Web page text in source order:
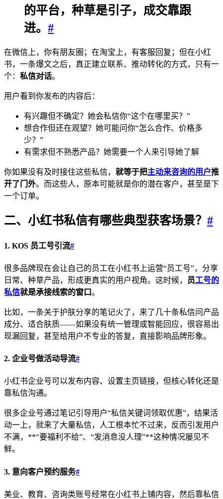
的平台，种草是引子，成交靠跟
进。 #
在微信上，你有朋友圈；在淘宝上，有客服回复；但在小红
书，一条爆文之后，真正建立联系、推动转化的方式，只有一
个： 私信对话。
用户看到你发布的内容后：
有兴趣但不确定？她会私信你“这个在哪里买？”
想合作但还在观望？她可能问你“怎么合作、价格多
少？”
有需求但不熟悉产品？她需要一个人来引导她了解
你如果没有及时接住这些私信， 就等于把主动来咨询的用户推
开了门外。而这些人，原本可能就是你的潜在客户，甚至是下
一个订单。
二、小红书私信有哪些典型获客场景？ #
1. KOS 员工号引流#
很多品牌现在会让自己的员工在小红书上运营“员工号”，分享
日常、种草产品，形成更真实的用户视角。这时候，
员工号的
私信就是承接线索的窗口。
比如，一条关于护肤分享的笔记火了，来了几十条私信问产品
成分、适合肤质——如果没有统一管理或智能回应，很容易出
现漏回复，甚至给用户不专业的答复，直接影响品牌形象。
2. 企业号做活动导流#
小红书企业号可以发布内容、设置主页链接，但核心转化还是
靠私信沟通。
很多企业号通过笔记引导用户“私信关键词领取优惠”，结果活
动一上，就来了大量私信，人工根本忙不过来，反而引发用户
不满，**“要福利不给”、“发消息没人理”**这种情况屡见不
鲜。
3. 意向客户预约服务#
美业、教育、咨询类账号经常在小红书上铺内容，然后靠私信